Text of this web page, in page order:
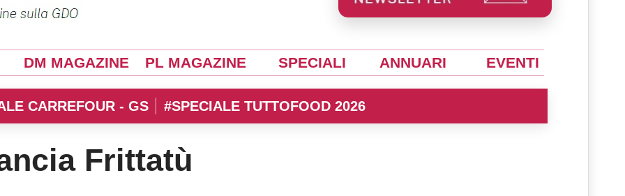
DM MAGAZINE PL MAGAZINE SPECIALI ANNUARI EVENTI
CARREFOUR - GS #SPECIALE TUTTOFOOD 2026
Frittatù